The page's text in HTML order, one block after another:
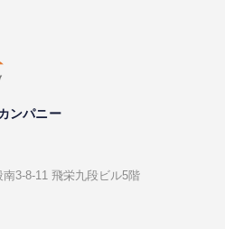
ンパニー
3-8-11 飛栄九段ビル5階